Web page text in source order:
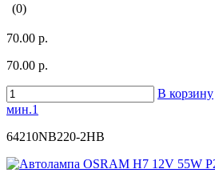
(0)
70.00 р.
70.00 р.
В корзину
мин.1
64210NB220-2HB